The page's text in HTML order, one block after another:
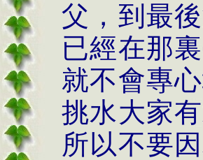
父，到最
已經在那
就不會專
挑水大家
所以不要